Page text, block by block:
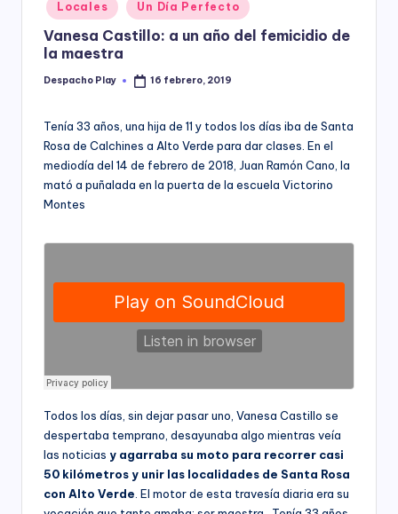
y
in
Locales Un Día Perfecto
Vanesa Castillo: a un año del femicidio de
la maestra
Posted
Despacho Play 16 febrero, 2019
Tenía 33 años, una hija de 11 y todos los días iba de Santa
Rosa de Calchines a Alto Verde para dar clases. En el
mediodía del 14 de febrero de 2018, Juan Ramón Cano, la
mató a puñalada en la puerta de la escuela Victorino
Montes
Todos los días, sin dejar pasar uno, Vanesa Castillo se
despertaba temprano, desayunaba algo mientras veía
las noticias y agarraba su moto para recorrer casi
50 kilómetros y unir las localidades de Santa Rosa
con Alto Verde . El motor de esta travesía diaria era su